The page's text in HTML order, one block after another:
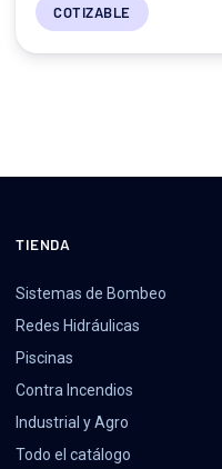
COTIZABLE
TIENDA
Sistemas de Bombeo
Redes Hidráulicas
Piscinas
Contra Incendios
Industrial y Agro
Todo el catálogo